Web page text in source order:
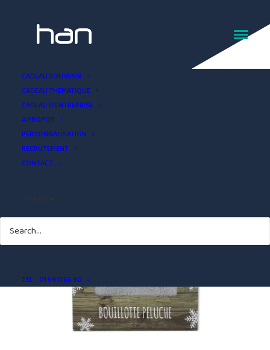
CADEAU SOUVENIR
CADEAU THÉMATIQUE
CADEAU D’ENTREPRISE
A PROPOS
PERSONNALISATION
RECRUTEMENT
CONTACT
TÉL. : 01 69 11 66 90
Bouillotte peluche